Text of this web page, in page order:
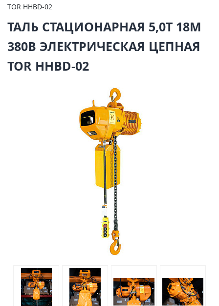
TOR HHBD-02
ТАЛЬ СТАЦИОНАРНАЯ 5,0Т 18М
380В ЭЛЕКТРИЧЕСКАЯ ЦЕПНАЯ
TOR HHBD-02